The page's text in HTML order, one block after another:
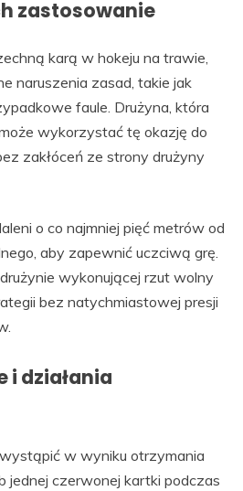
zastosowanie
karą w hokeju na trawie,
naruszenia zasad, takie jak
faule. Drużyna, która
wykorzystać tę okazję do
zakłóceń ze strony drużyny
o co najmniej pięć metrów od
aby zapewnić uczciwą grę.
wykonującej rzut wolny
bez natychmiastowej presji
i działania
w wyniku otrzymania
jednej czerwonej kartki podczas